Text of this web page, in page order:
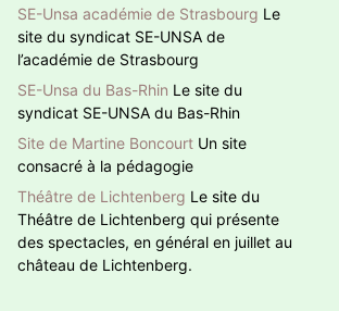
SE-Unsa académie de Strasbourg Le
site du syndicat SE-UNSA de
l’académie de Strasbourg
SE-Unsa du Bas-Rhin Le site du
syndicat SE-UNSA du Bas-Rhin
Site de Martine Boncourt Un site
consacré à la pédagogie
Théâtre de Lichtenberg Le site du
Théâtre de Lichtenberg qui présente
des spectacles, en général en juillet au
château de Lichtenberg.